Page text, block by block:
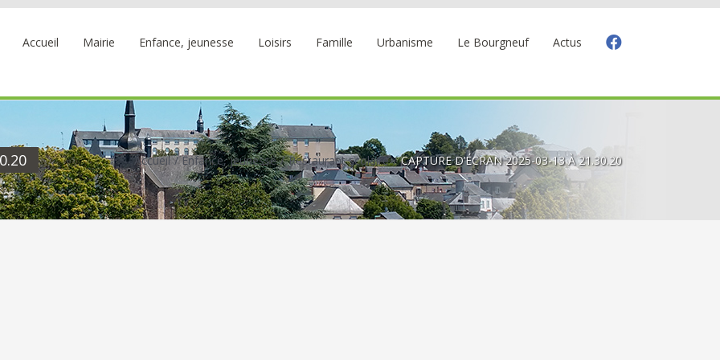
Accueil Mairie Enfance, jeunesse Loisirs Famille Urbanisme Le Bourgneuf Actus
Accueil Enfance, jeunesse Restaurant scolaire CAPTURE D’ÉCRAN 2025-03-13 À 21.30.20